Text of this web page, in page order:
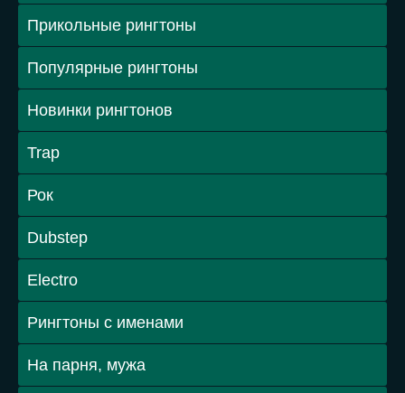
Прикольные рингтоны
Популярные рингтоны
Новинки рингтонов
Trap
Рок
Dubstep
Electro
Рингтоны с именами
На парня, мужа